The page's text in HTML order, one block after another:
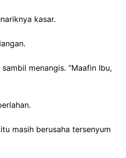
kasar.
menangis. “Maafin Ibu,
masih berusaha tersenyum